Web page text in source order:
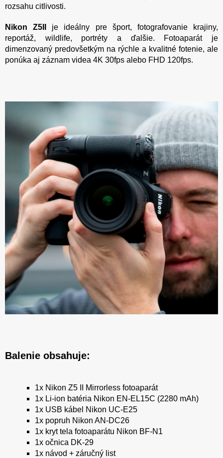
rozsahu citlivosti.
Nikon Z5II
je ideálny pre šport, fotografovanie krajiny,
reportáž, wildlife, portréty a ďalšie. Fotoaparát je
dimenzovaný predovšetkým na rýchle a kvalitné fotenie, ale
ponúka aj záznam videa 4K 30fps alebo FHD 120fps.
Balenie obsahuje:
1x Nikon Z5 II Mirrorless fotoaparát
1x Li-ion batéria Nikon EN-EL15C (2280 mAh)
1x USB kábel Nikon UC-E25
1x popruh Nikon AN-DC26
1x kryt tela fotoaparátu Nikon BF-N1
1x očnica DK-29
1x návod + záručný list